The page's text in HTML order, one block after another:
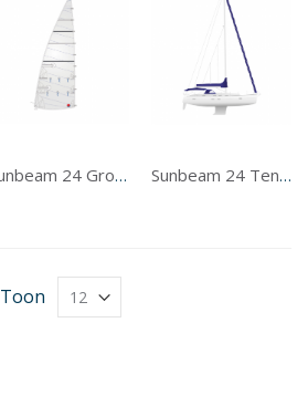
Sunbeam 24 Grootzeil Sunbeam 24 Tentwerk
Toon